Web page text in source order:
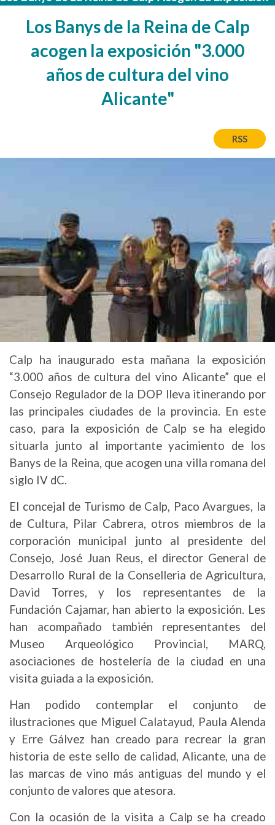
Los Banys de la Reina de Calp
acogen la exposición "3.000
años de cultura del vino
Alicante"
RSS
Calp ha inaugurado esta mañana la exposición
“3.000 años de cultura del vino Alicante” que el
Consejo Regulador de la DOP lleva itinerando por
las principales ciudades de la provincia. En este
caso, para la exposición de Calp se ha elegido
situarla junto al importante yacimiento de los
Banys de la Reina, que acogen una villa romana del
siglo IV dC.
El concejal de Turismo de Calp, Paco Avargues, la
de Cultura, Pilar Cabrera, otros miembros de la
corporación municipal junto al presidente del
Consejo, José Juan Reus, el director General de
Desarrollo Rural de la Conselleria de Agricultura,
David Torres, y los representantes de la
Fundación Cajamar, han abierto la exposición. Les
han acompañado también representantes del
Museo Arqueológico Provincial, MARQ,
asociaciones de hostelería de la ciudad en una
visita guiada a la exposición.
Han podido contemplar el conjunto de
ilustraciones que Miguel Calatayud, Paula Alenda
y Erre Gálvez han creado para recrear la gran
historia de este sello de calidad, Alicante, una de
las marcas de vino más antiguas del mundo y el
conjunto de valores que atesora.
Con la ocasión de la visita a Calp se ha creado